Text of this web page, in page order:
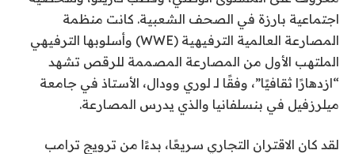
اجتماعية بارزة في الصحف الشعبية. كانت منظمة
المصارعة العالمية الترفيهية (WWE) وأسلوبها الترفيهي
الملتهب الأول من المصارعة المصممة للرقص تشهد
“ازدهارًا ثقافيًا”، وفقًا لـ لوري وودال، الأستاذ في جامعة
ميلرزفيل في بنسلفانيا والذي يدرس المصارعة.
لقد كان الاقتران التجاري سريعًا، بدءًا من ترويج ترامب